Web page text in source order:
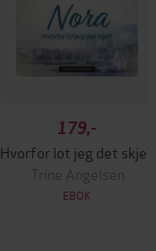
179,-
Hvorfor lot jeg det skje?
Trine Angelsen
EBOK